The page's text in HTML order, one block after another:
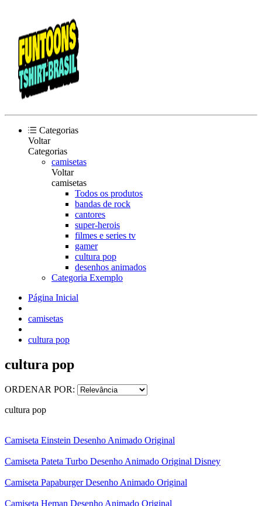
Categorias
Voltar
Categorias
camisetas
Voltar
camisetas
Todos os produtos
bandas de rock
cantores
super-herois
filmes e series tv
gamer
cultura pop
desenhos animados
Categoria Exemplo
Página Inicial
camisetas
cultura pop
cultura pop
ORDENAR POR:
cultura pop
Camiseta Einstein Desenho Animado Original
Camiseta Pateta Turbo Desenho Animado Original Disney
Camiseta Papaburger Desenho Animado Original
Camiseta Heman Desenho Animado Original